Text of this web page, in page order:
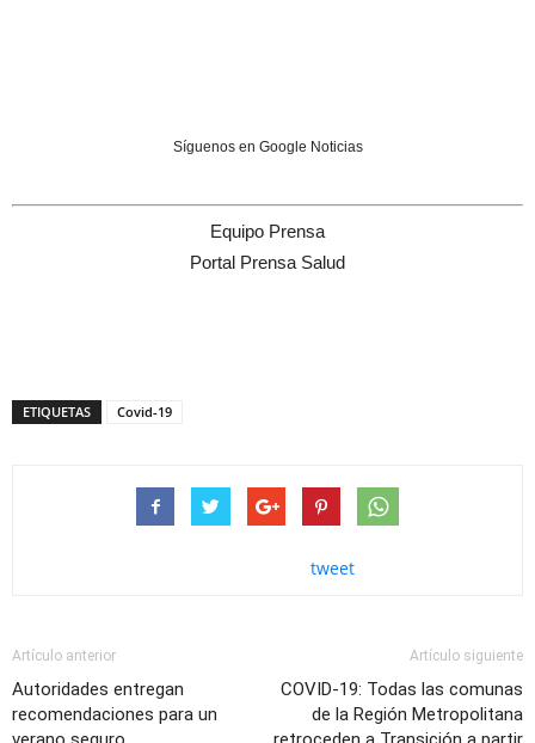
Síguenos en Google Noticias
Equipo Prensa
Portal Prensa Salud
ETIQUETAS Covid-19
tweet
Artículo anterior
Autoridades entregan
recomendaciones para un
Artículo siguiente
COVID-19: Todas las comunas
de la Región Metropolitana